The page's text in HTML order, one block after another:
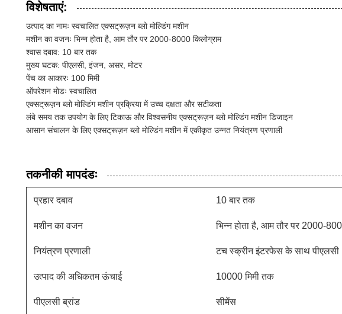
विशेषताएं:
उत्पाद का नामः स्वचालित एक्सट्रूज़न ब्लो मोल्डिंग मशीन
मशीन का वजनः भिन्न होता है, आम तौर पर 2000-8000 किलोग्राम
श्वास दबाव: 10 बार तक
मुख्य घटक: पीएलसी, इंजन, असर, मोटर
पेंच का आकारः 100 मिमी
ऑपरेशन मोडः स्वचालित
एक्सट्रूज़न ब्लो मोल्डिंग मशीन प्रक्रिया में उच्च दक्षता और सटीकता
लंबे समय तक उपयोग के लिए टिकाऊ और विश्वसनीय एक्सट्रूज़न ब्लो मोल्डिंग मशीन डिजाइन
आसान संचालन के लिए एक्सट्रूज़न ब्लो मोल्डिंग मशीन में एकीकृत उन्नत नियंत्रण प्रणाली
तकनीकी मापदंडः
प्रहार दबाव 10 बार तक
मशीन का वजन भिन्न होता है, आम तौर पर 2000-
नियंत्रण प्रणाली टच स्क्रीन इंटरफेस के साथ पीएलसी
उत्पाद की अधिकतम ऊंचाई 10000 मिमी तक
पीएलसी ब्रांड सीमेंस